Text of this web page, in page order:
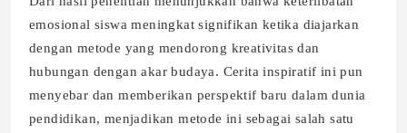
emosional siswa meningkat signifikan ketika diajarkan
dengan metode yang mendorong kreativitas dan
hubungan dengan akar budaya. Cerita inspiratif ini pun
menyebar dan memberikan perspektif baru dalam dunia
pendidikan, menjadikan metode ini sebagai salah satu